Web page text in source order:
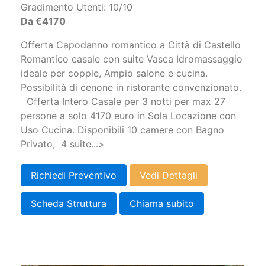
Gradimento Utenti: 10/10
Da €4170
Offerta Capodanno romantico a Città di Castello
Romantico casale con suite Vasca Idromassaggio
ideale per coppie, Ampio salone e cucina.
Possibilità di cenone in ristorante convenzionato.
Offerta Intero Casale per 3 notti per max 27
persone a solo 4170 euro in Sola Locazione con
Uso Cucina. Disponibili 10 camere con Bagno
Privato, 4 suite...>
Richiedi Preventivo Vedi Dettagli
Scheda Struttura Chiama subito